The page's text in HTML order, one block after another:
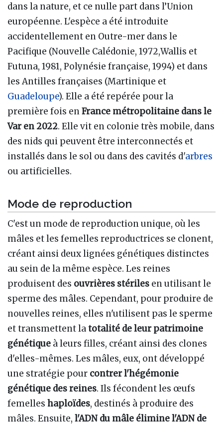
dans la nature, et ce nulle part dans l’Union
européenne. L'espèce a été introduite
accidentellement en Outre-mer dans le
Pacifique (Nouvelle Calédonie, 1972,Wallis et
Futuna, 1981, Polynésie française, 1994) et dans
les Antilles françaises (Martinique et
Guadeloupe). Elle a été repérée pour la
première fois enFrance métropolitaine dans le
Var en 2022. Elle vit en colonie très mobile, dans
des nids qui peuvent être interconnectés et
installés dans le sol ou dans des cavités d'arbres
ou artificielles.
Mode de reproduction
C'est un mode de reproduction unique, où les
mâles et les femelles reproductrices se clonent,
créant ainsi deux lignées génétiques distinctes
au sein de la même espèce. Les reines
produisent des ouvrières stériles en utilisant le
sperme des mâles. Cependant, pour produire de
nouvelles reines, elles n'utilisent pas le sperme
et transmettent latotalité de leur patrimoine
génétique à leurs filles, créant ainsi des clones
d'elles-mêmes. Les mâles, eux, ont développé
une stratégie pour contrer l'hégémonie
génétique des reines. Ils fécondent les œufs
femelles haploïdes, destinés à produire des
mâles. Ensuite, l'ADN du mâle élimine l'ADN de